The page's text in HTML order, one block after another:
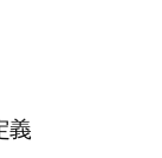
義